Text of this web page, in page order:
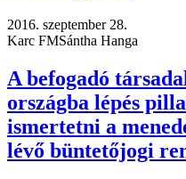
2016. szeptember 28.
Karc FMSántha Hanga
A befogadó
országba lépés
ismertetni a
lévő büntetőjogi